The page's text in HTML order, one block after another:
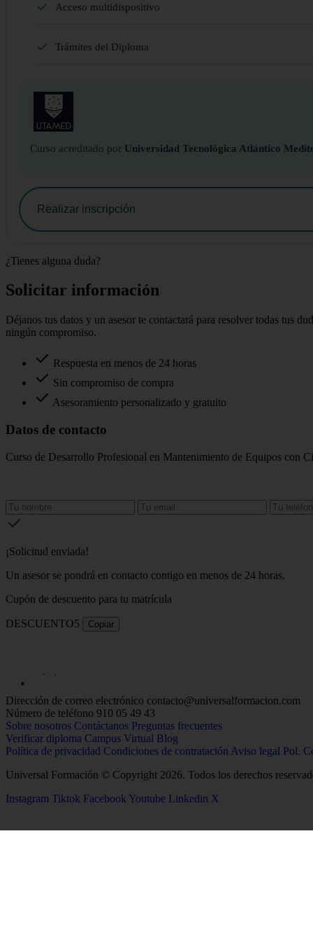
Acceso multidispositivo
Trámites del Diploma
Curso acreditado por Universidad Tecnológica Atlántico
Realizar inscripción
¿Tienes alguna duda?
Solicitar información
Déjanos tus datos y un asesor te contactará para resolver todas tus
ningún compromiso.
Respuesta en menos de 24 horas
Sin compromiso de compra
Asesoramiento personalizado y gratuito
Datos de contacto
Curso de Desarrollo Profesional en Mantenimiento de Equipos con
¡Solicitud enviada!
Un asesor se pondrá en contacto contigo en menos de 24 horas.
Cupón de descuento para tu matrícula
DESCUENTO5 Copiar
Dirección de correo electrónico contacto@universalformacion.com
Número de teléfono 910 05 49 43
Sobre nosotros Contáctanos Preguntas frecuentes
Verificar diploma Campus Virtual Blog
Política de privacidad Condiciones de contratación Aviso legal Pol.
Universal Formación © Copyright 2026. Todos los derechos
Instagram Tiktok Facebook Youtube Linkedin X